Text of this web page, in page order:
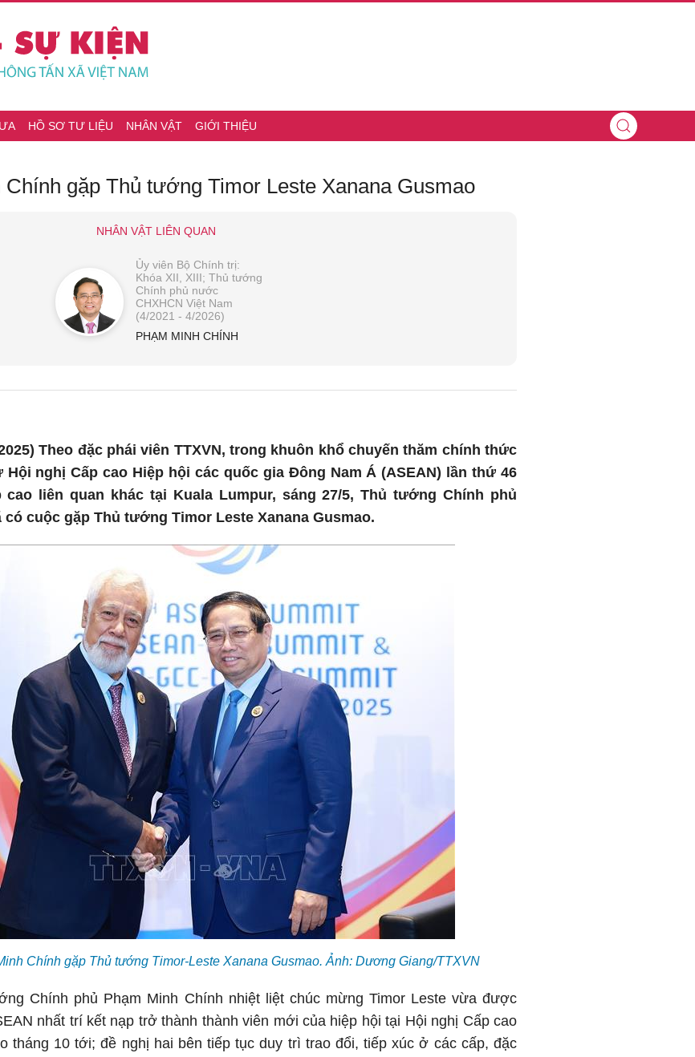
HỒ SƠ TƯ LIỆU NHÂN VẬT GIỚI THIỆU
gặp Thủ tướng Timor Leste Xanana Gusmao
NHÂN VẬT LIÊN QUAN
Ủy viên Bộ Chính trị:
Khóa XII, XIII; Thủ tướng
Chính phủ nước
CHXHCN Việt Nam
(4/2021 - 4/2026)
PHẠM MINH CHÍNH
Theo đặc phái viên TTXVN, trong khuôn khổ chuyến thăm chính thức
Hội nghị Cấp cao Hiệp hội các quốc gia Đông Nam Á (ASEAN) lần thứ 46
liên quan khác tại Kuala Lumpur, sáng 27/5, Thủ tướng Chính phủ
có cuộc gặp Thủ tướng Timor Leste Xanana Gusmao.
Chính gặp Thủ tướng Timor-Leste Xanana Gusmao. Ảnh: Dương Giang/TTXVN
Chính phủ Phạm Minh Chính nhiệt liệt chúc mừng Timor Leste vừa được
nhất trí kết nạp trở thành thành viên mới của hiệp hội tại Hội nghị Cấp cao
tháng 10 tới; đề nghị hai bên tiếp tục duy trì trao đổi, tiếp xúc ở các cấp, đặc